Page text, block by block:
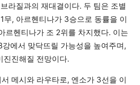
라질과의 재대결이다. 두 팀은 조별
무, 아르헨티나가 3승으로 동률을 이
르헨티나가 조 2위를 차지했다. 이는
에서 맞닥뜨릴 가능성을 높여주며,
진진해질 전망이다.
메시와 라우타로, 엔소가 3선을 이